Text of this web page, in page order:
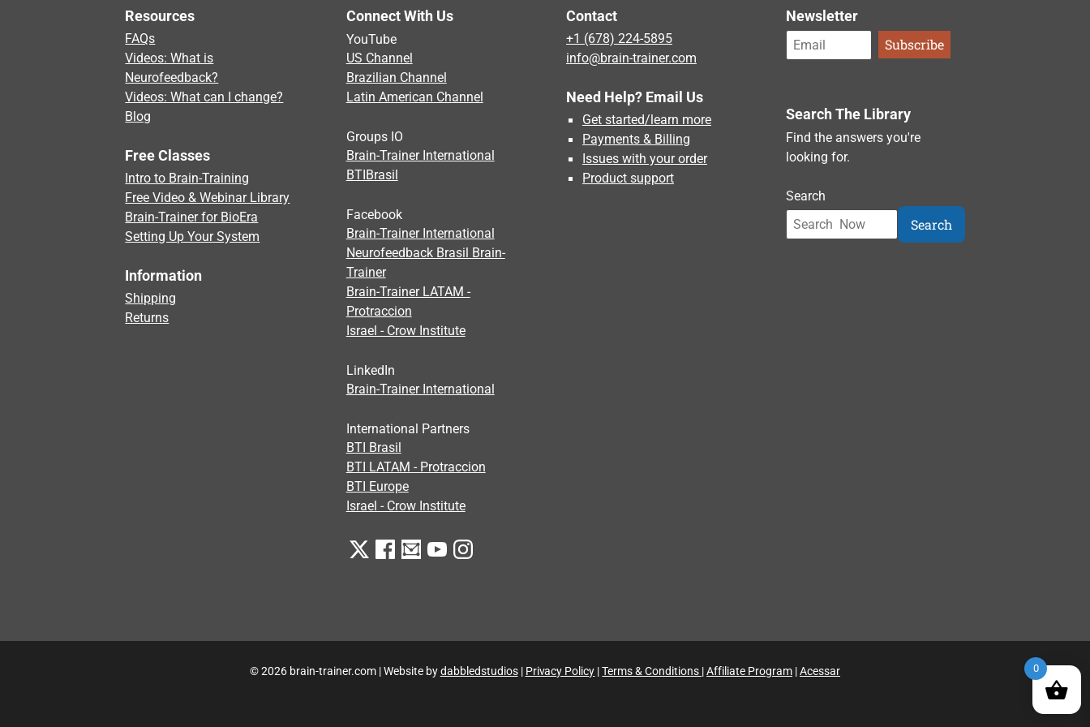
Resources
FAQs
Videos: What is
Neurofeedback?
Videos: What can I change?
Blog
Free Classes
Intro to Brain-Training
Free Video & Webinar Library
Brain-Trainer for BioEra
Setting Up Your System
Information
Shipping
Returns
Connect With Us
YouTube
US Channel
Brazilian Channel
Latin American Channel
Groups IO
Brain-Trainer International
BTIBrasil
Facebook
Brain-Trainer International
Neurofeedback Brasil Brain-
Trainer
Brain-Trainer LATAM -
Protraccion
Israel - Crow Institute
LinkedIn
Brain-Trainer International
International Partners
BTI Brasil
BTI LATAM - Protraccion
BTI Europe
Israel - Crow Institute
Contact
+1 (678) 224-5895
info@brain-trainer.com
Need Help? Email Us
Get started/learn more
Payments & Billing
Issues with your order
Product support
Newsletter
Search The Library
Find the answers you're
looking for.
Search
Search
© 2026 brain-trainer.com | Website bydabbledstudios| Privacy Policy |Terms & Conditions |Affiliate Program |Acessar 0